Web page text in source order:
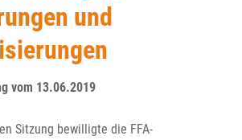
und
vom 13.06.2019
Sitzung bewilligte die FFA-